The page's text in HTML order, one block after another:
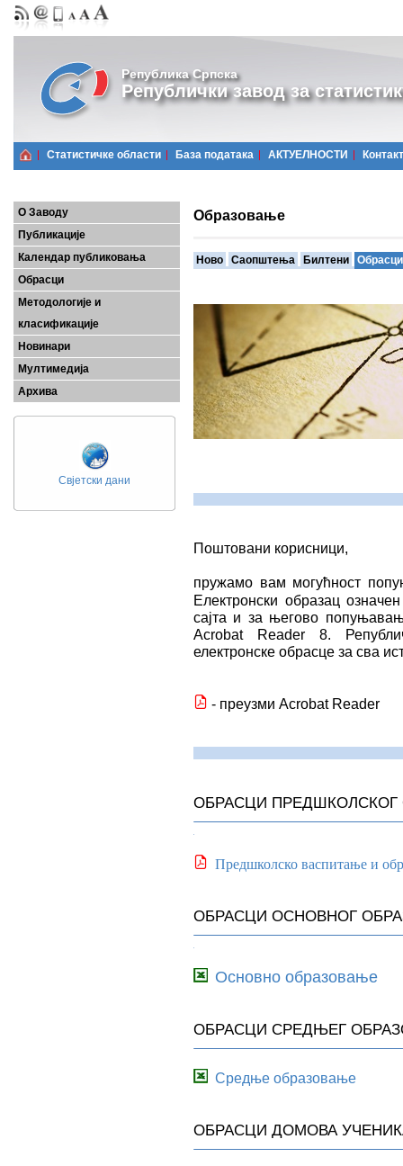
Република Српска
Републички завод за
Статистичке области Базa података АКТУЕЛНОСТИ Контакт
О Заводу
Публикације
Календар публиковања
Обрасци
Методологије и
класификације
Новинари
Мултимедија
Архива
Свјетски дани
Образовање
Ново Саопштења Билтени Обрасци
Поштовани корисници,
пружамо вам могућност
Електронски образац
сајта и за његово
Acrobat Reader 8.
електронске обрасце за сва
- преузми Acrobat Reader
ОБРАСЦИ ПРЕДШКОЛСКОГ
Предшколско васпитање и
ОБРАСЦИ ОСНОВНОГ
Основно образовање
ОБРАСЦИ СРЕДЊЕГ
Средње образовање
ОБРАСЦИ ДОМОВА